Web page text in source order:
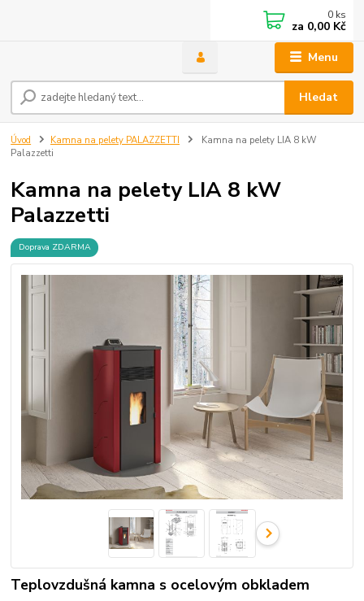
Menu
Hledat
0 ks
za 0,00 Kč
Úvod Kamna na pelety PALAZZETTI
Kamna na pelety LIA 8 kW
Palazzetti
Kamna na pelety LIA 8 kW
Palazzetti
Doprava ZDARMA
Teplovzdušná kamna s ocelovým obkladem